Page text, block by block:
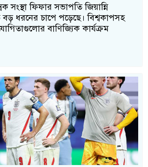
সংস্থা ফিফার সভাপতি জিয়ান্নি
বড় ধরনের চাপে পড়েছে। বিশ্বকাপসহ
বাণিজ্যিক কার্যক্রম